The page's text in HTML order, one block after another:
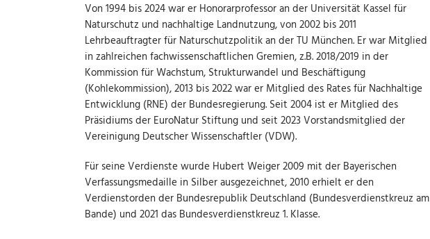
Von 1994 bis 2024 war er Honorarprofessor an der Universität Kassel für
Naturschutz und nachhaltige Landnutzung, von 2002 bis 2011
Lehrbeauftragter für Naturschutzpolitik an der TU München. Er war Mitglied
in zahlreichen fachwissenschaftlichen Gremien, z.B. 2018/2019 in der
Kommission für Wachstum, Strukturwandel und Beschäftigung
(Kohlekommission), 2013 bis 2022 war er Mitglied des Rates für Nachhaltige
Entwicklung (RNE) der Bundesregierung. Seit 2004 ist er Mitglied des
Präsidiums der EuroNatur Stiftung und seit 2023 Vorstandsmitglied der
Vereinigung Deutscher Wissenschaftler (VDW).
Für seine Verdienste wurde Hubert Weiger 2009 mit der Bayerischen
Verfassungsmedaille in Silber ausgezeichnet, 2010 erhielt er den
Verdienstorden der Bundesrepublik Deutschland (Bundesverdienstkreuz am
Bande) und 2021 das Bundesverdienstkreuz 1. Klasse.